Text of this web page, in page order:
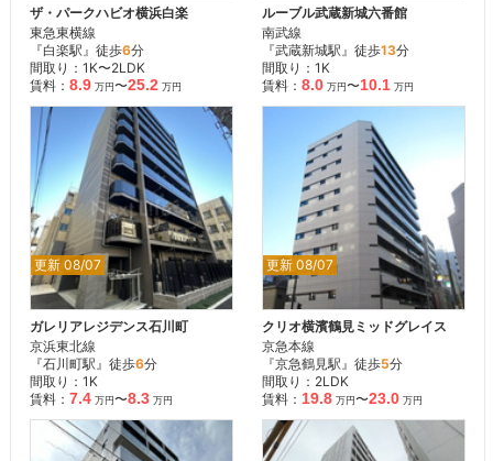
ザ・パークハビオ横浜白楽
東急東横線
『白楽駅』徒歩6分
間取り：1K〜2LDK
賃料： 8.9 万円〜25.2 万円
ルーブル武蔵新城六番館
南武線
『武蔵新城駅』徒歩13分
間取り：1K
賃料： 8.0 万円〜10.1 万円
更新 08/07
ガレリアレジデンス石川町
京浜東北線
『石川町駅』徒歩6分
間取り：1K
賃料： 7.4 万円〜8.3 万円
更新 08/07
クリオ横濱鶴見ミッドグレイス
京急本線
『京急鶴見駅』徒歩5分
間取り：2LDK
賃料： 19.8 万円〜23.0 万円